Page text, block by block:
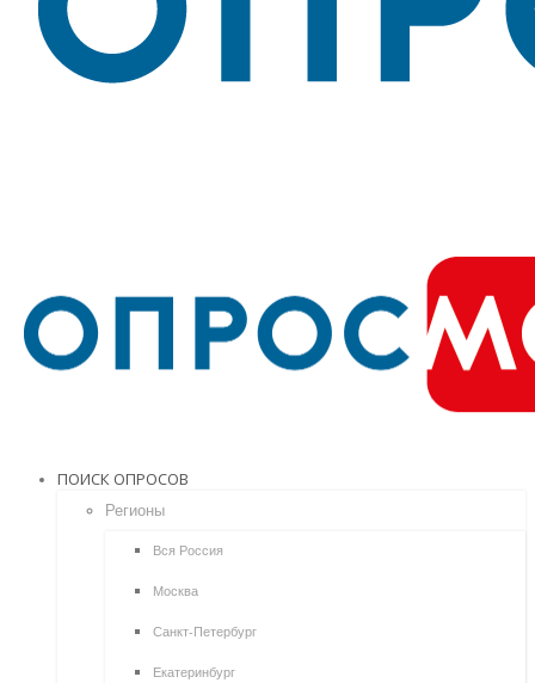
ПОИСК ОПРОСОВ
Регионы
Вся Россия
Москва
Санкт-Петербург
Екатеринбург